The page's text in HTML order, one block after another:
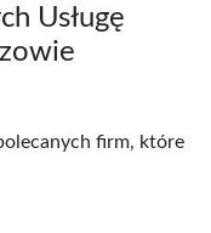
Usługę
firm, które